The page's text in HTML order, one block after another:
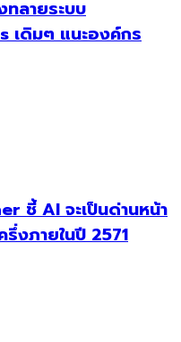
ลายระบบ
เดิมๆ แนะองค์กร
ชี้ AI จะเป็นด่านหน้า
งภายในปี 2571